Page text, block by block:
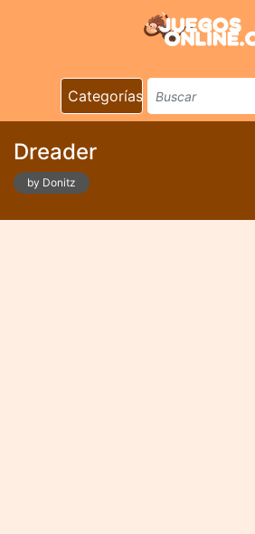
Categorías
Dreader
by Donitz